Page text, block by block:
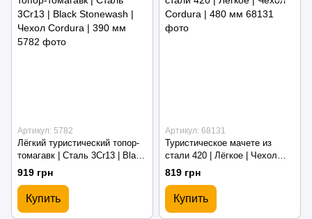
Артикул: 5782
Лёгкий туристический топор-
томагавк | Сталь 3Cr13 | Black
Stonewash | Чехол Cordura |
390 мм
919 грн
Купить
Артикул: 68131
Туристическое мачете из
стали 420 | Лёгкое | Чехол
Cordura | 480 мм
819 грн
Купить